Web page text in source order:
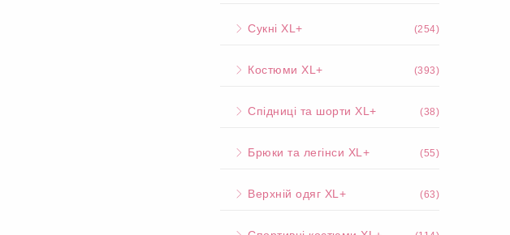
Сукні XL+ (254)
Костюми XL+ (393)
Спідниці та шорти XL+ (38)
Брюки та легінси XL+ (55)
Верхній одяг XL+ (63)